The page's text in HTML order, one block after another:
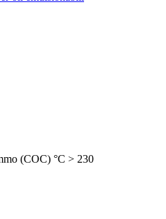
(COC) °C > 230